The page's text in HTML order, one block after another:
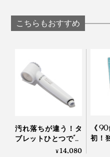
ぎたまま使用し続けると
化して目詰まりの原因に
KEIKO
こちらもおすすめ
汚れ落ちが違う！タ
ブレットひとつで“重
炭酸湯”が浴びれる｜
¥14,080
《
初！
イ